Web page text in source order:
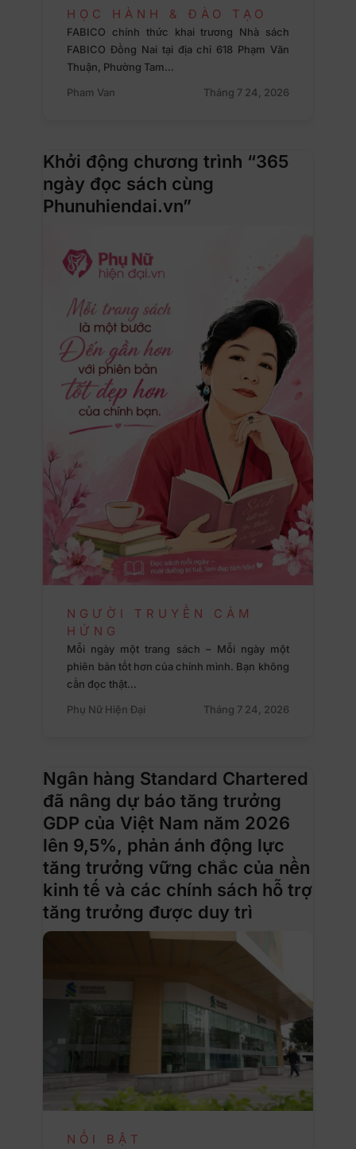
HỌC HÀNH & ĐÀO TẠO
FABICO chính thức khai trương Nhà sách
FABICO Đồng Nai tại địa chỉ 618 Phạm Văn
Thuận, Phường Tam…
Pham Van
Tháng 7 24, 2026
Khởi động chương trình “365
ngày đọc sách cùng
Phunuhiendai.vn”
NGƯỜI TRUYỀN CẢM
HỨNG
Mỗi ngày một trang sách – Mỗi ngày một
phiên bản tốt hơn của chính mình. Bạn không
cần đọc thật…
Phụ Nữ Hiện Đại
Tháng 7 24, 2026
Ngân hàng Standard Chartered
đã nâng dự báo tăng trưởng
GDP của Việt Nam năm 2026
lên 9,5%, phản ánh động lực
tăng trưởng vững chắc của nền
kinh tế và các chính sách hỗ trợ
tăng trưởng được duy trì
NỔI BẬT